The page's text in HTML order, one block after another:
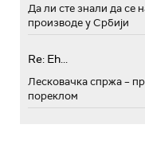
Да ли сте знали да се
производе у Србији
Re: Eh...
Лесковачка спржа –
пореклом